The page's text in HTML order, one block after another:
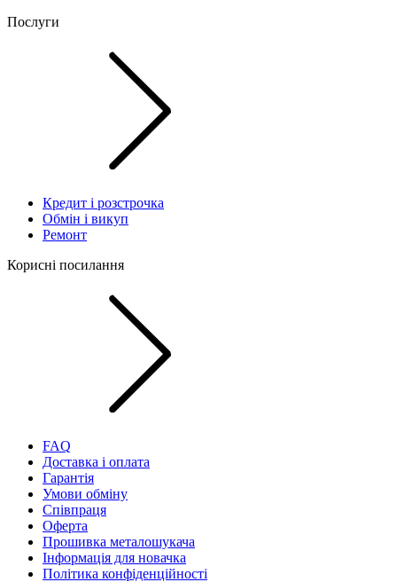
Послуги
Кредит і розстрочка
Обмін і викуп
Ремонт
Корисні посилання
FAQ
Доставка і оплата
Гарантія
Умови обміну
Співпраця
Оферта
Прошивка металошукача
Інформація для новачка
Політика конфіденційності